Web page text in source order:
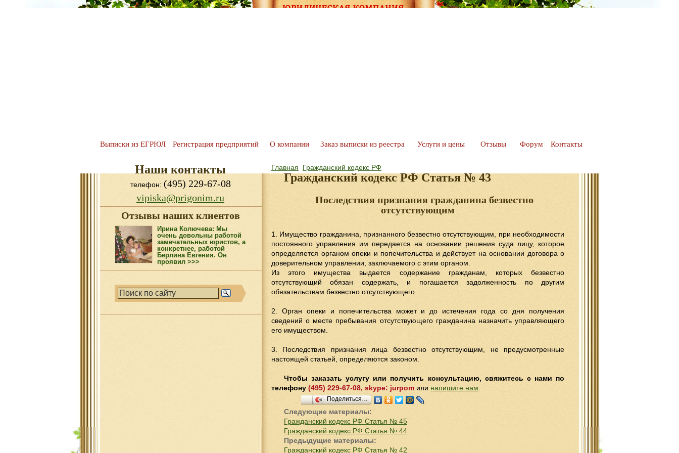
Выписки из ЕГРЮЛ Регистрация предприятий О компании Заказ выписки из реестра Услуги и цены Отзывы Форум Контакты
Наши контакты
телефон: (495) 229-67-08
vipiska@prigonim.ru
Отзывы наших клиентов
Ирина Колючева: Мы
очень довольны работой
замечательных юристов, а
конкретнее, работой
Берлина Евгения. Он
проявил >>>
Главная Гражданский кодекс РФ
Гражданский кодекс РФ Статья № 43
Последствия признания гражданина безвестно
отсутствующим
1. Имущество гражданина, признанного безвестно отсутствующим, при необходимости
постоянного управления им передается на основании решения суда лицу, которое
определяется органом опеки и попечительства и действует на основании договора о
доверительном управлении, заключаемого с этим органом.
Из этого имущества выдается содержание гражданам, которых безвестно
отсутствующий обязан содержать, и погашается задолженность по другим
обязательствам безвестно отсутствующего.
2. Орган опеки и попечительства может и до истечения года со дня получения
сведений о месте пребывания отсутствующего гражданина назначить управляющего
его имуществом.
3. Последствия признания лица безвестно отсутствующим, не предусмотренные
настоящей статьей, определяются законом.
Чтобы заказать услугу или получить консультацию, свяжитесь с нами по
телефону (495) 229-67-08, skype: jurpom или напишите нам
Поделиться…
Следующие материалы:
Гражданский кодекс РФ Статья № 45
Гражданский кодекс РФ Статья № 44
Предыдущие материалы:
Гражданский кодекс РФ Статья № 42